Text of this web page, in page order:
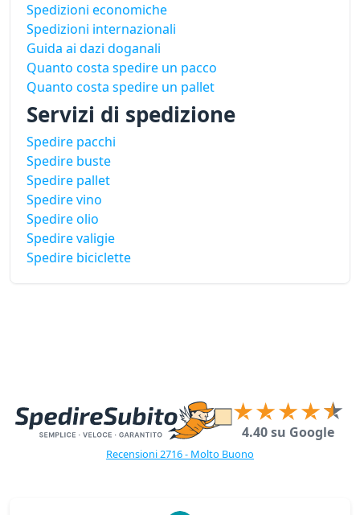
Spedizioni economiche
Spedizioni internazionali
Guida ai dazi doganali
Quanto costa spedire un pacco
Quanto costa spedire un pallet
Servizi di spedizione
Spedire pacchi
Spedire buste
Spedire pallet
Spedire vino
Spedire olio
Spedire valigie
Spedire biciclette
4.40 su Google
Recensioni 2716 - Molto Buono